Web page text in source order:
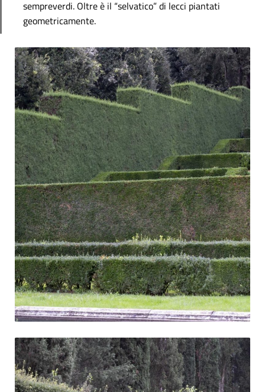
sempreverdi. Oltre è il “selvatico” di lecci piantati
geometricamente.